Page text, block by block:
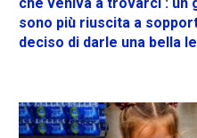
sono più riuscita a
deciso di darle una bella